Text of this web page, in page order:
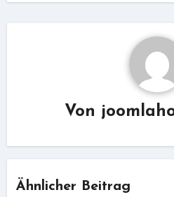
Von
Ähnlicher Beitrag